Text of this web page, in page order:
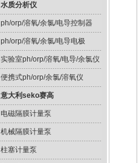
水质分析仪
ph/orp/溶氧/余氯/电导控制器
ph/orp/溶氧/余氯/电导电极
实验室ph/orp/溶氧/电导/余氯仪
便携式ph/orp/余氯/溶氧仪
意大利seko赛高
电磁隔膜计量泵
机械隔膜计量泵
柱塞计量泵